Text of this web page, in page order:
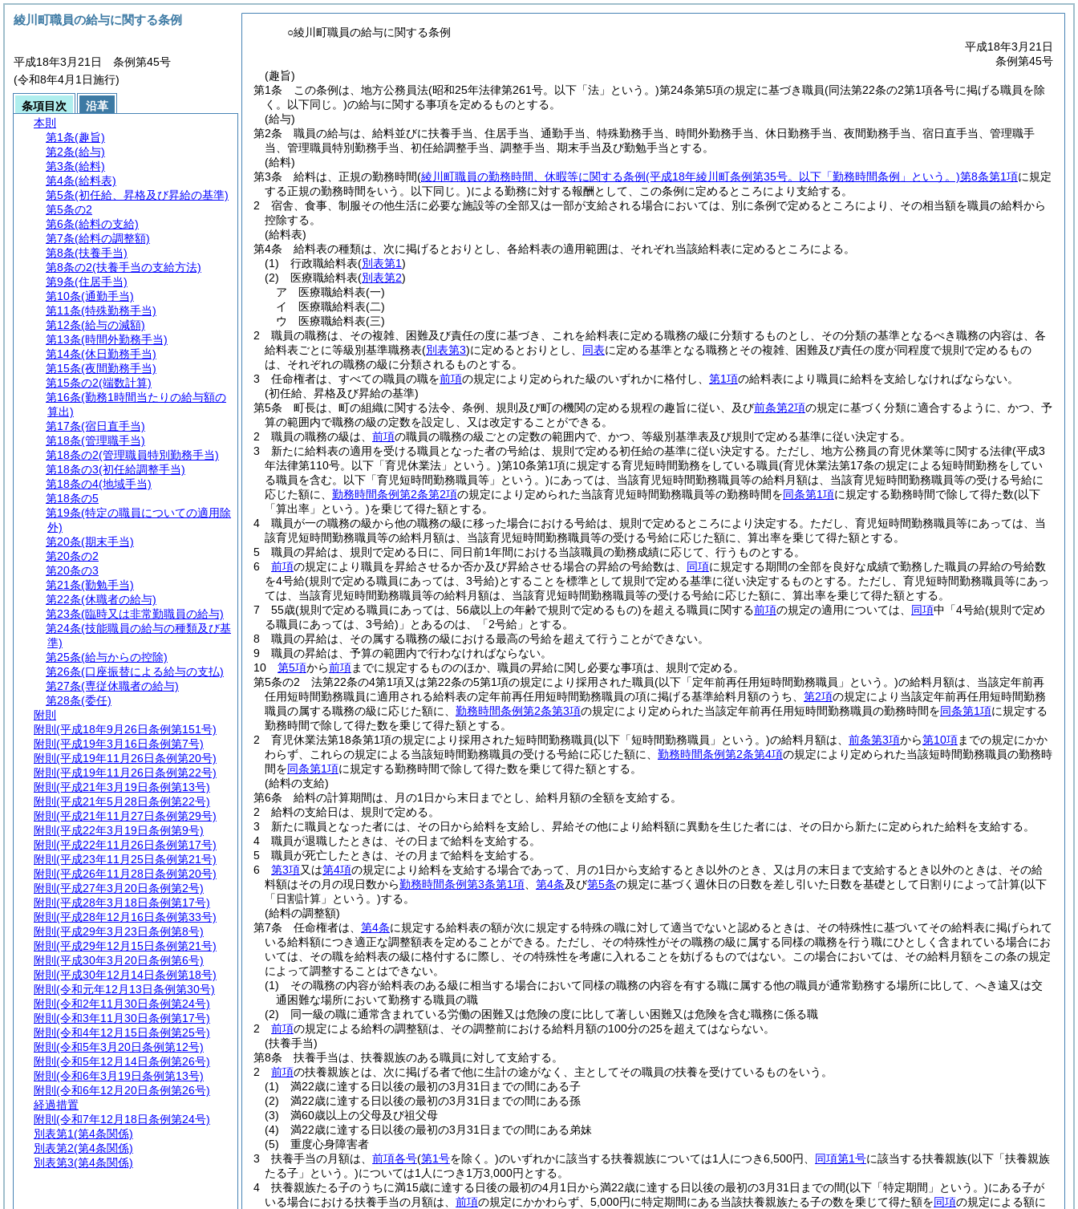
○綾川町職員の給与に関する条例
平成18年3月21日
条例第45号
(趣旨)
第1条
この条例は、地方公務員法(昭和25年法律第261号。以下「法」という。)第24条第5項の規定に基づき職員(同法第22条の2第1項各号に掲げる職員を除
く。以下同じ。)の給与に関する事項を定めるものとする。
(給与)
第2条
職員の給与は、給料並びに扶養手当、住居手当、通勤手当、特殊勤務手当、時間外勤務手当、休日勤務手当、夜間勤務手当、宿日直手当、管理職手
当、管理職員特別勤務手当、初任給調整手当、調整手当、期末手当及び勤勉手当とする。
(給料)
第3条
給料は、正規の勤務時間(綾川町職員の勤務時間、休暇等に関する条例(平成18年綾川町条例第35号。以下「勤務時間条例」という。)第8条第1項に規定
する正規の勤務時間をいう。以下同じ。)による勤務に対する報酬として、この条例に定めるところにより支給する。
2
宿舎、食事、制服その他生活に必要な施設等の全部又は一部が支給される場合においては、別に条例で定めるところにより、その相当額を職員の給料から
控除する。
(給料表)
第4条
給料表の種類は、次に掲げるとおりとし、各給料表の適用範囲は、それぞれ当該給料表に定めるところによる。
(1)
行政職給料表(別表第1)
(2)
医療職給料表(別表第2)
ア
医療職給料表(一)
イ
医療職給料表(二)
ウ
医療職給料表(三)
2
職員の職務は、その複雑、困難及び責任の度に基づき、これを給料表に定める職務の級に分類するものとし、その分類の基準となるべき職務の内容は、各
給料表ごとに等級別基準職務表(別表第3)に定めるとおりとし、 同表に定める基準となる職務とその複雑、困難及び責任の度が同程度で規則で定めるもの
は、それぞれの職務の級に分類されるものとする。
3
任命権者は、すべての職員の職を前項の規定により定められた級のいずれかに格付し、 第1項の給料表により職員に給料を支給しなければならない。
(初任給、昇格及び昇給の基準)
第5条
町長は、町の組織に関する法令、条例、規則及び町の機関の定める規程の趣旨に従い、及び前条第2項の規定に基づく分類に適合するように、かつ、予
算の範囲内で職務の級の定数を設定し、又は改定することができる。
2
職員の職務の級は、 前項の職員の職務の級ごとの定数の範囲内で、かつ、等級別基準表及び規則で定める基準に従い決定する。
3
新たに給料表の適用を受ける職員となった者の号給は、規則で定める初任給の基準に従い決定する。 ただし、地方公務員の育児休業等に関する法律(平成3
年法律第110号。以下「育児休業法」という。)第10条第1項に規定する育児短時間勤務をしている職員(育児休業法第17条の規定による短時間勤務をしてい
る職員を含む。以下「育児短時間勤務職員等」という。)にあっては、当該育児短時間勤務職員等の給料月額は、当該育児短時間勤務職員等の受ける号給に
応じた額に、 勤務時間条例第2条第2項の規定により定められた当該育児短時間勤務職員等の勤務時間を同条第1項に規定する勤務時間で除して得た数(以下
「算出率」という。)を乗じて得た額とする。
4
職員が一の職務の級から他の職務の級に移った場合における号給は、規則で定めるところにより決定する。 ただし、育児短時間勤務職員等にあっては、当
該育児短時間勤務職員等の給料月額は、当該育児短時間勤務職員等の受ける号給に応じた額に、算出率を乗じて得た額とする。
5
職員の昇給は、規則で定める日に、同日前1年間における当該職員の勤務成績に応じて、行うものとする。
6
前項の規定により職員を昇給させるか否か及び昇給させる場合の昇給の号給数は、 同項に規定する期間の全部を良好な成績で勤務した職員の昇給の号給数
を4号給(規則で定める職員にあっては、3号給)とすることを標準として規則で定める基準に従い決定するものとする。 ただし、育児短時間勤務職員等にあっ
ては、当該育児短時間勤務職員等の給料月額は、当該育児短時間勤務職員等の受ける号給に応じた額に、算出率を乗じて得た額とする。
7
55歳(規則で定める職員にあっては、56歳以上の年齢で規則で定めるもの)を超える職員に関する前項の規定の適用については、 同項中「4号給(規則で定め
る職員にあっては、3号給) 」とあるのは、「2号給」とする。
8
職員の昇給は、その属する職務の級における最高の号給を超えて行うことができない。
9
職員の昇給は、予算の範囲内で行わなければならない。
10
第5項から前項までに規定するもののほか、職員の昇給に関し必要な事項は、規則で定める。
第5条の2
法第22条の4第1項又は第22条の5第1項の規定により採用された職員(以下「定年前再任用短時間勤務職員」という。)の給料月額は、当該定年前再
任用短時間勤務職員に適用される給料表の定年前再任用短時間勤務職員の項に掲げる基準給料月額のうち、 第2項の規定により当該定年前再任用短時間勤務
職員の属する職務の級に応じた額に、 勤務時間条例第2条第3項の規定により定められた当該定年前再任用短時間勤務職員の勤務時間を同条第1項に規定する
勤務時間で除して得た数を乗じて得た額とする。
2
育児休業法第18条第1項の規定により採用された短時間勤務職員(以下「短時間勤務職員」という。)の給料月額は、 前条第3項から第10項までの規定にかか
わらず、これらの規定による当該短時間勤務職員の受ける号給に応じた額に、 勤務時間条例第2条第4項の規定により定められた当該短時間勤務職員の勤務時
間を同条第1項に規定する勤務時間で除して得た数を乗じて得た額とする。
(給料の支給)
第6条
給料の計算期間は、月の1日から末日までとし、給料月額の全額を支給する。
2
給料の支給日は、規則で定める。
3
新たに職員となった者には、その日から給料を支給し、昇給その他により給料額に異動を生じた者には、その日から新たに定められた給料を支給する。
4
職員が退職したときは、その日まで給料を支給する。
5
職員が死亡したときは、その月まで給料を支給する。
6
第3項又は第4項の規定により給料を支給する場合であって、月の1日から支給するとき以外のとき、又は月の末日まで支給するとき以外のときは、その給
料額はその月の現日数から勤務時間条例第3条第1項 第4条及び第5条の規定に基づく週休日の日数を差し引いた日数を基礎として日割りによって計算(以下
「日割計算」という。)する。
(給料の調整額)
第7条
任命権者は、 第4条に規定する給料表の額が次に規定する特殊の職に対して適当でないと認めるときは、その特殊性に基づいてその給料表に掲げられて
いる給料額につき適正な調整額表を定めることができる。 ただし、その特殊性がその職務の級に属する同様の職務を行う職にひとしく含まれている場合にお
いては、その職を給料表の級に格付するに際し、その特殊性を考慮に入れることを妨げるものではない。
この場合においては、その給料月額をこの条の規定
によって調整することはできない。
(1)
その職務の内容が給料表のある級に相当する場合において同様の職務の内容を有する職に属する他の職員が通常勤務する場所に比して、へき遠又は交
通困難な場所において勤務する職員の職
(2)
同一級の職に通常含まれている労働の困難又は危険の度に比して著しい困難又は危険を含む職務に係る職
2
前項の規定による給料の調整額は、その調整前における給料月額の100分の25を超えてはならない。
(扶養手当)
第8条
扶養手当は、扶養親族のある職員に対して支給する。
2
前項の扶養親族とは、次に掲げる者で他に生計の途がなく、主としてその職員の扶養を受けているものをいう。
(1)
満22歳に達する日以後の最初の3月31日までの間にある子
(2)
満22歳に達する日以後の最初の3月31日までの間にある孫
(3)
満60歳以上の父母及び祖父母
(4)
満22歳に達する日以後の最初の3月31日までの間にある弟妹
(5)
重度心身障害者
3
扶養手当の月額は、 前項各号(第1号を除く。)のいずれかに該当する扶養親族については1人につき6,500円、 同項第1号に該当する扶養親族(以下「扶養親族
たる子」という。)については1人につき1万3,000円とする。
4
扶養親族たる子のうちに満15歳に達する日後の最初の4月1日から満22歳に達する日以後の最初の3月31日までの間(以下「特定期間」という。)にある子が
いる場合における扶養手当の月額は、 前項の規定にかかわらず、5,000円に特定期間にある当該扶養親族たる子の数を乗じて得た額を同項の規定による額に
綾川町職員の給与に関する条例
平成18年3月21日 条例第45号
(令和8年4月1日施行)
条項目次
沿革
本則
第1条(趣旨)
第2条(給与)
第3条(給料)
第4条(給料表)
第5条(初任給、昇格及び昇給の基準)
第5条の2
第6条(給料の支給)
第7条(給料の調整額)
第8条(扶養手当)
第8条の2(扶養手当の支給方法)
第9条(住居手当)
第10条(通勤手当)
第11条(特殊勤務手当)
第12条(給与の減額)
第13条(時間外勤務手当)
第14条(休日勤務手当)
第15条(夜間勤務手当)
第15条の2(端数計算)
第16条(勤務1時間当たりの給与額の
算出)
第17条(宿日直手当)
第18条(管理職手当)
第18条の2(管理職員特別勤務手当)
第18条の3(初任給調整手当)
第18条の4(地域手当)
第18条の5
第19条(特定の職員についての適用除
外)
第20条(期末手当)
第20条の2
第20条の3
第21条(勤勉手当)
第22条(休職者の給与)
第23条(臨時又は非常勤職員の給与)
第24条(技能職員の給与の種類及び基
準)
第25条(給与からの控除)
第26条(口座振替による給与の支払)
第27条(専従休職者の給与)
第28条(委任)
附則
附則 (平成18年9月26日条例第151号)
附則 (平成19年3月16日条例第7号)
附則 (平成19年11月26日条例第20号)
附則 (平成19年11月26日条例第22号)
附則 (平成21年3月19日条例第13号)
附則 (平成21年5月28日条例第22号)
附則 (平成21年11月27日条例第29号)
附則 (平成22年3月19日条例第9号)
附則 (平成22年11月26日条例第17号)
附則 (平成23年11月25日条例第21号)
附則 (平成26年11月28日条例第20号)
附則 (平成27年3月20日条例第2号)
附則 (平成28年3月18日条例第17号)
附則 (平成28年12月16日条例第33号)
附則 (平成29年3月23日条例第8号)
附則 (平成29年12月15日条例第21号)
附則 (平成30年3月20日条例第6号)
附則 (平成30年12月14日条例第18号)
附則 (令和元年12月13日条例第30号)
附則 (令和2年11月30日条例第24号)
附則 (令和3年11月30日条例第17号)
附則 (令和4年12月15日条例第25号)
附則 (令和5年3月20日条例第12号)
附則 (令和5年12月14日条例第26号)
附則 (令和6年3月19日条例第13号)
附則 (令和6年12月20日条例第26号)
経過措置
附則 (令和7年12月18日条例第24号)
別表第1(第4条関係)
別表第2(第4条関係)
別表第3(第4条関係)